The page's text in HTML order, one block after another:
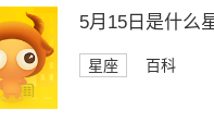
5月15日是什么
星座 百科